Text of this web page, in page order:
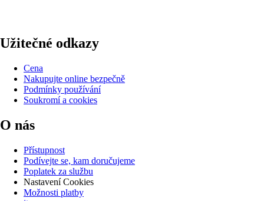
Užitečné odkazy
Cena
Nakupujte online bezpečně
Podmínky používání
Soukromí a cookies
O nás
Přístupnost
Podívejte se, kam doručujeme
Poplatek za službu
Nastavení Cookies
Možnosti platby